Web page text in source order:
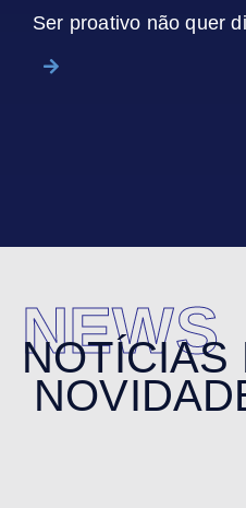
Ser proativo não quer
NEWS
NOTÍCIAS